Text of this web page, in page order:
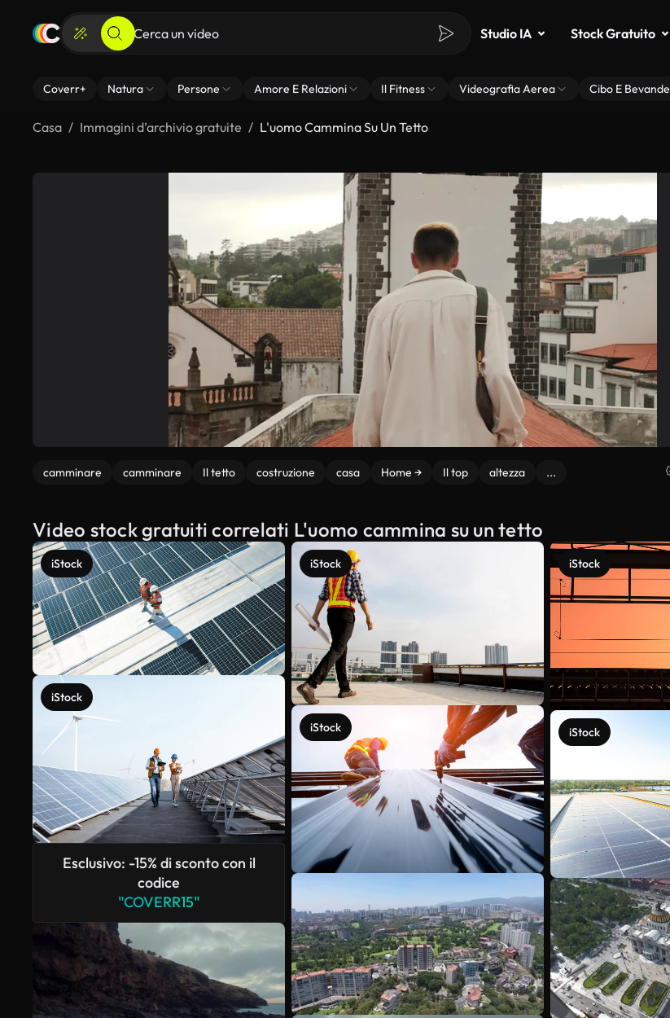
Studio IA Stock Gratuito
Coverr+ Natura Persone Amore E Relazioni Il Fitness Videografia Aerea Cibo E Bevande
Casa Immagini d’archivio gratuite L'uomo Cammina Su Un Tetto
camminare camminare Il tetto costruzione casa Home → Il top altezza ...
Video stock gratuiti correlati L'uomo cammina su un tetto
iStock
iStock
Esclusivo: -15% di sconto con il
codice
"COVERR15"
iStock
iStock
iStock
iStock